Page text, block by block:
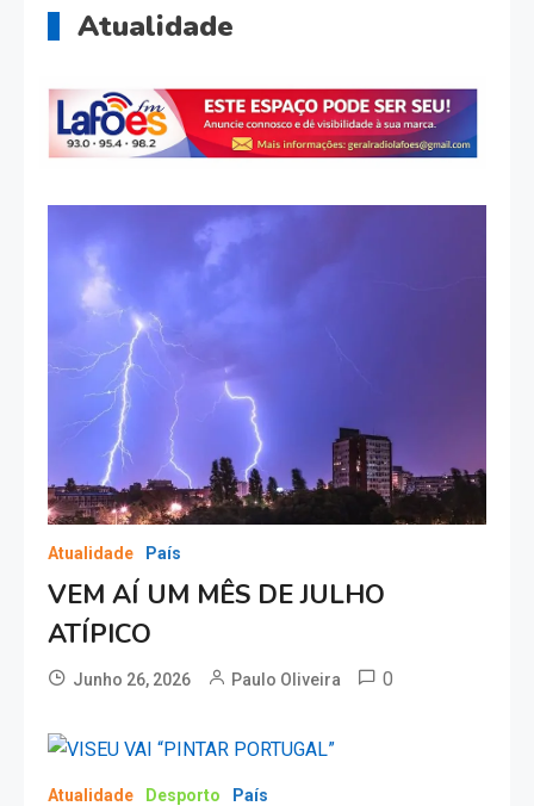
Atualidade
Atualidade País
VEM AÍ UM MÊS DE JULHO
ATÍPICO
Junho 26, 2026 Paulo Oliveira 0
Atualidade Desporto País